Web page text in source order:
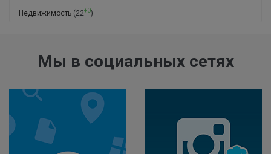
Недвижимость (22+0)
Мы в социальных сетях